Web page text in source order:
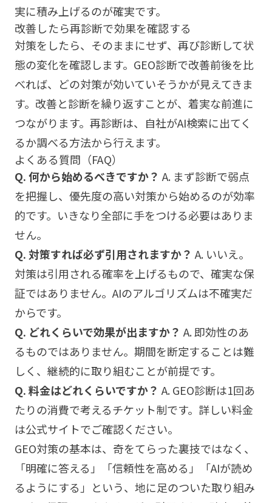
実に積み上げるのが確実です。
改善したら再診断で効果を確認する
対策をしたら、そのままにせず、再び診断して状
態の変化を確認します。GEO診断で改善前後を比
べれば、どの対策が効いていそうかが見えてきま
す。改善と診断を繰り返すことが、着実な前進に
つながります。再診断は、
自社がAI検索に出てく
るか調べる方法から行えます。
よくある質問（FAQ）
Q. 何から始めるべきですか？ A. まず診断で弱点
を把握し、優先度の高い対策から始めるのが効率
的です。いきなり全部に手をつける必要はありま
せん。
Q. 対策すれば必ず引用されますか？ A. いいえ。
対策は引用される確率を上げるもので、確実な保
証ではありません。AIのアルゴリズムは不確実だ
からです。
Q. どれくらいで効果が出ますか？ A. 即効性のあ
るものではありません。期間を断定することは難
しく、継続的に取り組むことが前提です。
Q. 料金はどれくらいですか？ A. GEO診断は1回あ
たりの消費で考えるチケット制です。詳しい料金
は公式サイトでご確認ください。
GEO対策の基本は、奇をてらった裏技ではなく、
「明確に答える」「信頼性を高める」「AIが読め
るようにする」という、地に足のついた取り組み